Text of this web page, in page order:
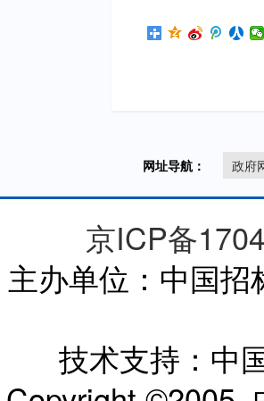
网址导航： 政府
京ICP备
主办单位：中国
技术支持：中